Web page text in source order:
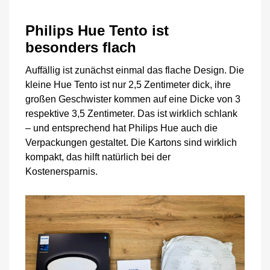
Philips Hue Tento ist
besonders flach
Auffällig ist zunächst einmal das flache Design. Die
kleine Hue Tento ist nur 2,5 Zentimeter dick, ihre
großen Geschwister kommen auf eine Dicke von 3
respektive 3,5 Zentimeter. Das ist wirklich schlank
– und entsprechend hat Philips Hue auch die
Verpackungen gestaltet. Die Kartons sind wirklich
kompakt, das hilft natürlich bei der
Kostenersparnis.